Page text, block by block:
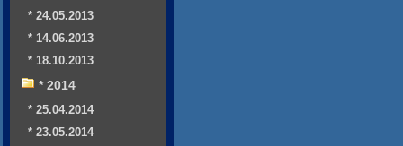
* 24.05.2013
* 14.06.2013
* 18.10.2013
* 2014
* 25.04.2014
* 23.05.2014